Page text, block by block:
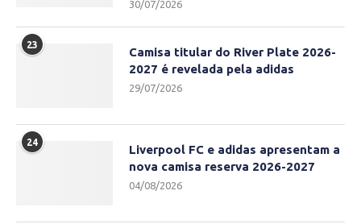
30/07/2026
23
Camisa titular do River Plate 2026-
2027 é revelada pela adidas
29/07/2026
24
Liverpool FC e adidas apresentam a
nova camisa reserva 2026-2027
04/08/2026